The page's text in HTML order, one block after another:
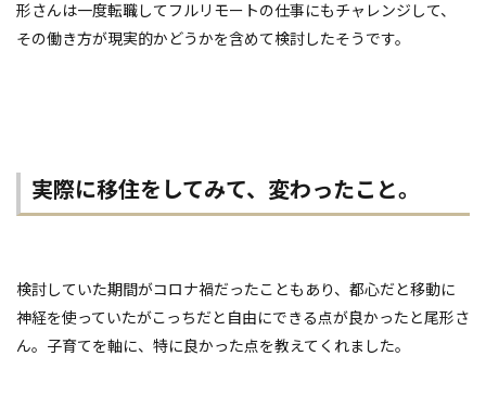
形さんは一度転職してフルリモートの仕事にもチャレンジして、
その働き方が現実的かどうかを含めて検討したそうです。
実際に移住をしてみて、変わったこと。
検討していた期間がコロナ禍だったこともあり、都心だと移動に
神経を使っていたがこっちだと自由にできる点が良かったと尾形さ
ん。子育てを軸に、特に良かった点を教えてくれました。